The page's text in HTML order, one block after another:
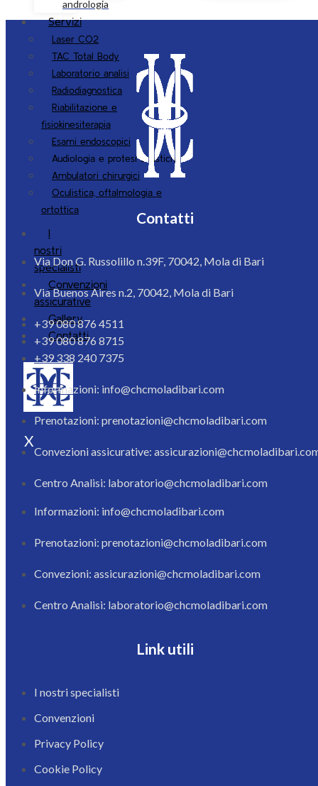
andrologia
Servizi
Laser CO2
TAC Total Body
Laboratorio analisi
Radiodiagnostica
Riabilitazione e
fisiokinesiterapia
Esami endoscopici
Audiologia e protesi acustiche
Ambulatori chirurgici
Oculistica, oftalmologia e
ortottica
I
nostri
specialisti
Convenzioni
assicurative
Gallery
Contatti
X
Contatti
Via Don G. Russolillo n.39F, 70042, Mola di Bari
Via Buenos Aires n.2, 70042, Mola di Bari
+39 080 876 4511
+39 080 876 8715
+39 338 240 7375
Informazioni: info@chcmoladibari.com
Prenotazioni: prenotazioni@chcmoladibari.com
Convezioni assicurative:
Centro Analisi: laboratorio@chcmoladibari.com
Informazioni: info@chcmoladibari.com
Prenotazioni: prenotazioni@chcmoladibari.com
Convezioni: assicurazioni@chcmoladibari.com
Centro Analisi: laboratorio@chcmoladibari.com
Link utili
I nostri specialisti
Convenzioni
Privacy Policy
Cookie Policy